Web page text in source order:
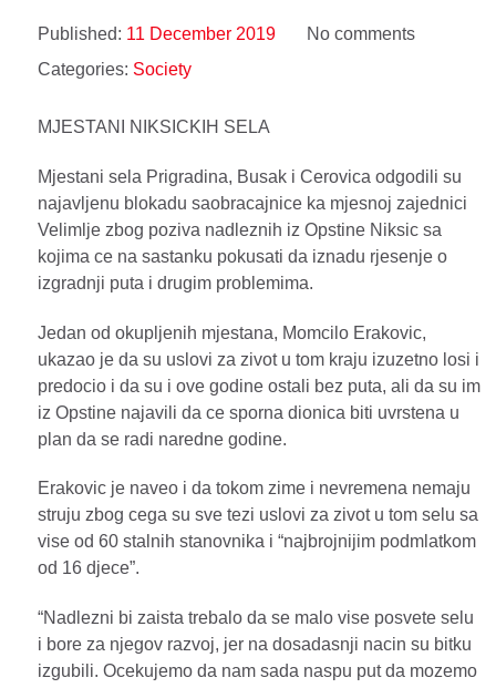
Published: 11 December 2019
No comments
Categories: Society
MJESTANI NIKSICKIH SELA
Mjestani sela Prigradina, Busak i Cerovica odgodili su
najavljenu blokadu saobracajnice ka mjesnoj zajednici
Velimlje zbog poziva nadleznih iz Opstine Niksic sa
kojima ce na sastanku pokusati da iznadu rjesenje o
izgradnji puta i drugim problemima.
Jedan od okupljenih mjestana, Momcilo Erakovic,
ukazao je da su uslovi za zivot u tom kraju izuzetno losi i
predocio i da su i ove godine ostali bez puta, ali da su im
iz Opstine najavili da ce sporna dionica biti uvrstena u
plan da se radi naredne godine.
Erakovic je naveo i da tokom zime i nevremena nemaju
struju zbog cega su sve tezi uslovi za zivot u tom selu sa
vise od 60 stalnih stanovnika i “najbrojnijim podmlatkom
od 16 djece”.
“Nadlezni bi zaista trebalo da se malo vise posvete selu
i bore za njegov razvoj, jer na dosadasnji nacin su bitku
izgubili. Ocekujemo da nam sada naspu put da mozemo